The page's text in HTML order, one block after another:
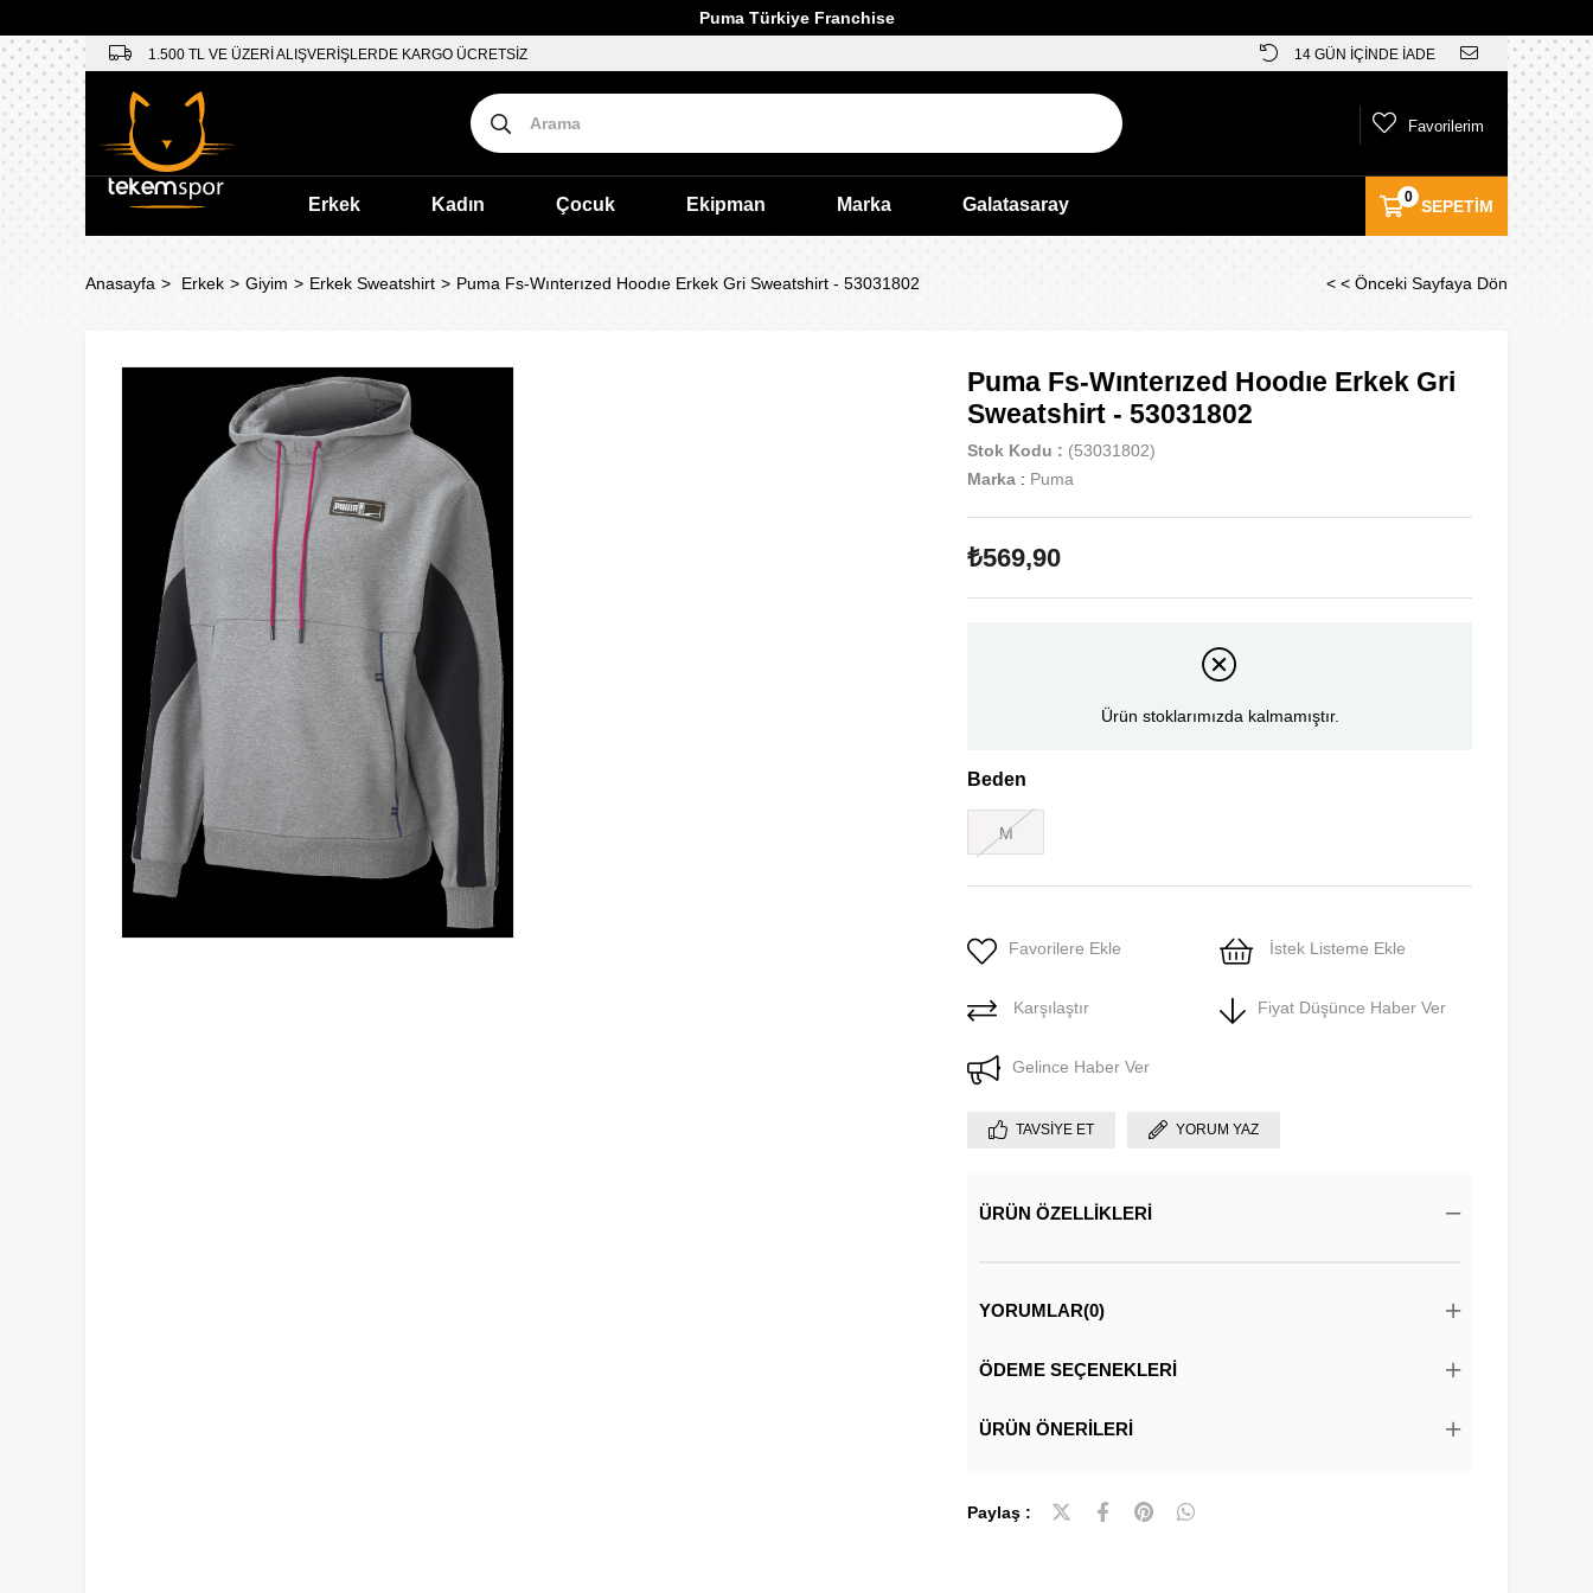
Puma Türkiye Franchise
1.500 TL VE ÜZERİ ALIŞVERİŞLERDE KARGO ÜCRETSİZ 14 GÜN İÇİNDE İADE
SEPETIM
0
Favorilerim
Erkek Kadın Çocuk Ekipman Marka Galatasaray
Anasayfa Erkek Giyim Erkek Sweatshirt Puma Fs-Wınterızed Hoodıe Erkek Gri Sweatshirt - 53031802 < < Önceki Sayfaya Dön
Puma Fs-Wınterızed Hoodıe Erkek Gri
Sweatshirt - 53031802
Stok Kodu
(53031802)
Marka : Puma
₺569,90
Ürün stoklarımızda kalmamıştır.
Beden
M
Favorilere Ekle İstek Listeme Ekle
Karşılaştır Fiyat Düşünce Haber Ver
Gelince Haber Ver
TAVSIYE ET YORUM YAZ
ÜRÜN ÖZELLIKLERI
YORUMLAR(0)
ÖDEME SEÇENEKLERI
ÜRÜN ÖNERILERI
Paylaş :